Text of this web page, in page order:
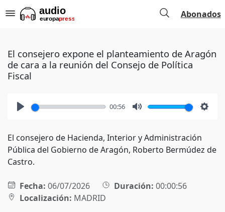
Abonados
El consejero expone el planteamiento de Aragón
de cara a la reunión del Consejo de Política
Fiscal
00:56
El consejero de Hacienda, Interior y Administración
Pública del Gobierno de Aragón, Roberto Bermúdez de
Castro.
Fecha: 06/07/2026 Duración: 00:00:56
Localización: MADRID